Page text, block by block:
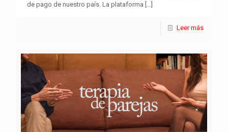
de pago de nuestro país. La plataforma […]
Leer más